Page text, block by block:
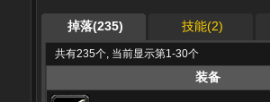
掉落(235) 技能(2)
共有235个, 当前显示第1-30个
装备